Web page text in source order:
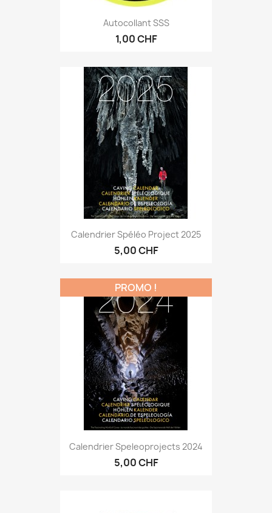
Autocollant SSS
1,00 CHF
Calendrier Spéléo Project 2025
5,00 CHF
Calendrier Speleoprojects 2024
5,00 CHF
PROMO !